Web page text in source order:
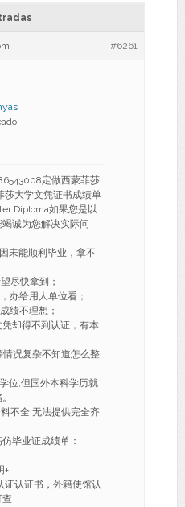
#6261
定做西蒙菲莎
莎大学文凭证书成绩单
Diploma如果您是以
诚为您解决实际问
未能顺利毕业，拿不
望尽快拿到；
办给用人单位看；
绩不理想；
却得不到认证，有本
况复杂不知道怎么整
位,但国外本科学历就
不全,无法提供完全齐
毕业证成绩单：
+
认证书，外籍使馆认